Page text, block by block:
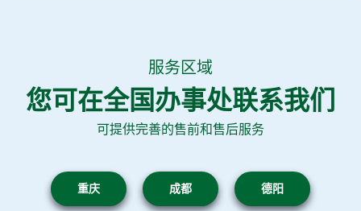
服务区域
您可在全国办事处联系我们
可提供完善的售前和售后服务
重庆 成都 德阳